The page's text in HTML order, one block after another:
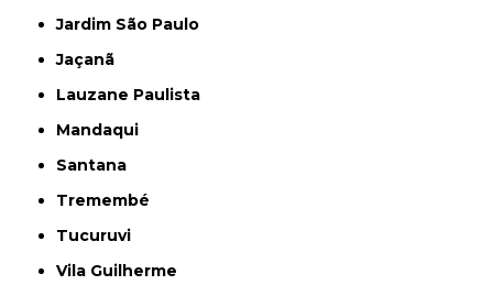
Jardim São Paulo
Jaçanã
Lauzane Paulista
Mandaqui
Santana
Tremembé
Tucuruvi
Vila Guilherme